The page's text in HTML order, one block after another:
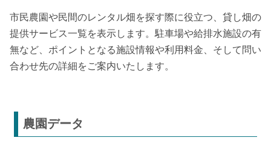
市民農園や民間のレンタル畑を探す際に役立つ、貸し畑の
提供サービス一覧を表示します。駐車場や給排水施設の有
無など、ポイントとなる施設情報や利用料金、そして問い
合わせ先の詳細をご案内いたします。
農園データ